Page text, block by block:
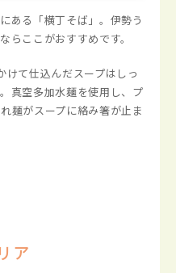
ある「横丁そば」。伊勢う
らここがおすすめです。
けて仕込んだスープはしっ
真空多加水麺を使用し、プ
麺がスープに絡み箸が止ま
ア